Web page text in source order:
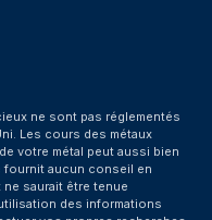
ne sont pas réglementés
Les cours des métaux
votre métal peut aussi bien
fournit aucun conseil en
saurait être tenue
des informations